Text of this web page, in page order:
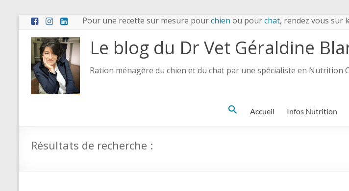
Pour une recette sur mesure pourchien ou pourchat, rendez vous sur
Le blog du Dr Vet Géraldine
Ration ménagère du chien et du chat par une spécialiste en Nutrition
Search Accueil Infos Nutrition
Résultats de recherche :